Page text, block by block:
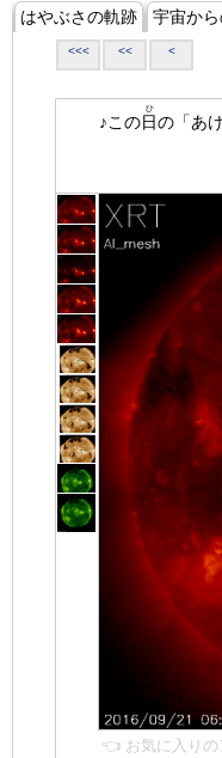
はやぶさの軌跡 宇宙か
<<< << <
♪この日
ひ
の「あ
👈 お気に入りの